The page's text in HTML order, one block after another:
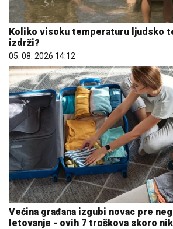
Koliko visoku temperaturu ljudsko
izdrži?
05. 08. 2026 14:12
Većina građana izgubi novac pre
letovanje - ovih 7 troškova skoro